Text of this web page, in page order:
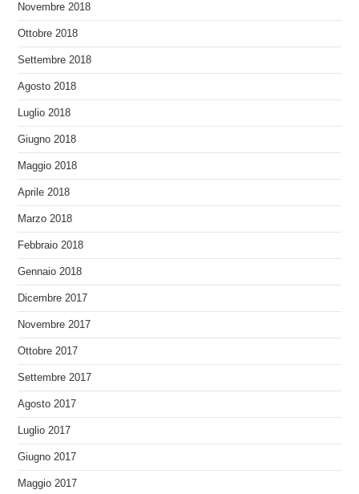
Novembre 2018
Ottobre 2018
Settembre 2018
Agosto 2018
Luglio 2018
Giugno 2018
Maggio 2018
Aprile 2018
Marzo 2018
Febbraio 2018
Gennaio 2018
Dicembre 2017
Novembre 2017
Ottobre 2017
Settembre 2017
Agosto 2017
Luglio 2017
Giugno 2017
Maggio 2017